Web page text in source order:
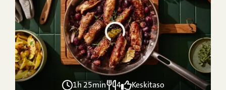
1h 25min 4 Keskitaso